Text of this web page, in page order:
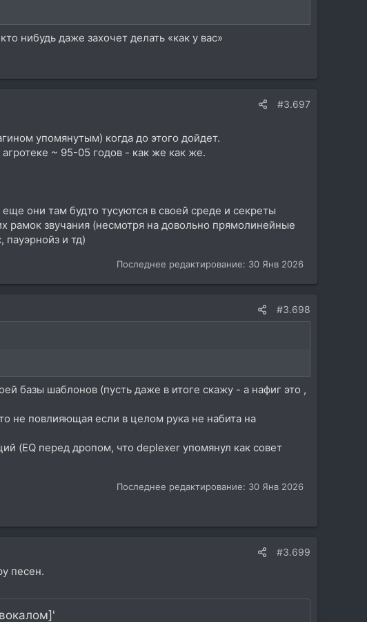
нибудь даже захочет делать «как у вас»
#3.697
упомянутым) когда до этого дойдет.
~ 95-05 годов - как же как же.
они там будто тусуются в своей среде и секреты
рамок звучания (несмотря на довольно прямолинейные
пауэрнойз и тд)
Последнее редактирование: 30 Янв 2026
#3.698
базы шаблонов (пусть даже в итоге скажу - а нафиг это ,
не повлияющая если в целом рука не набита на
(EQ перед дропом, что deplexer упомянул как совет
Последнее редактирование: 30 Янв 2026
#3.699
песен.